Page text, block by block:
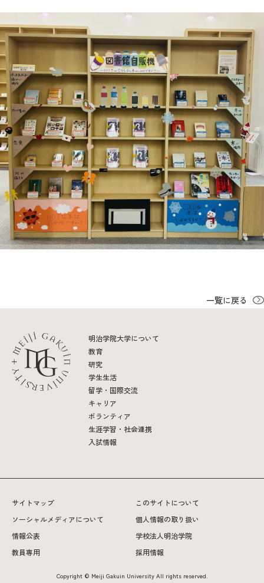
一覧に戻る
明治学院大学について
教育
研究
学生生活
留学・国際交流
キャリア
ボランティア
生涯学習・社会連携
入試情報
サイトマップ
このサイトについて
ソーシャルメディアについて
個人情報の取り扱い
情報公表
学校法人明治学院
教員専用
採用情報
Copyright © Meiji Gakuin University All rights reserved.